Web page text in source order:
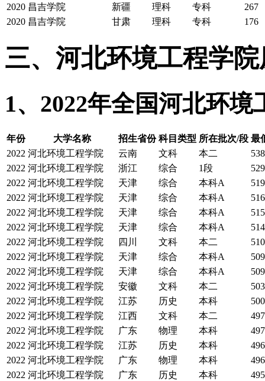
2020 昌吉学院 新疆 理科 专科
267
2020 昌吉学院 甘肃 理科 专科 176
三、河北环境工程学
1、2022年全国河北环
年份 大学名称 招生省份 科目类型 所在批次/段 最
2022 河北环境工程学院 云南 文科 本二
538
2022 河北环境工程学院 浙江 综合 1段
529
2022 河北环境工程学院 天津 综合 本科A
519
2022 河北环境工程学院 天津 综合 本科A
516
2022 河北环境工程学院 天津 综合 本科A
515
2022 河北环境工程学院 天津 综合 本科A
514
2022 河北环境工程学院 四川 文科 本二
510
2022 河北环境工程学院 天津 综合 本科A
509
2022 河北环境工程学院 天津 综合 本科A
509
2022 河北环境工程学院 安徽 文科 本二
503
2022 河北环境工程学院 江苏 历史 本科
500
2022 河北环境工程学院 江西 文科 本二
497
2022 河北环境工程学院 广东 物理 本科
497
2022 河北环境工程学院 江苏 历史 本科
496
2022 河北环境工程学院 广东 物理 本科
496
2022 河北环境工程学院 广东 历史 本科
495